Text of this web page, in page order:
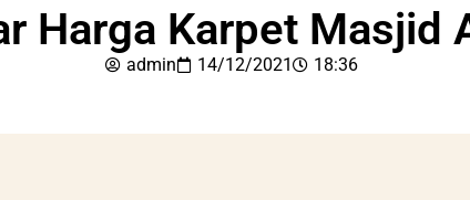
Harga Karpet Masjid
admin 14/12/2021 18:36